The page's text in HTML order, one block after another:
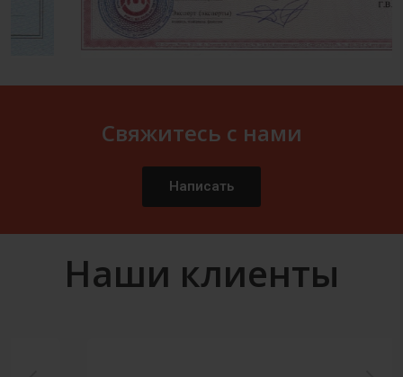
Свяжитесь с нами
Написать
Наши клиенты